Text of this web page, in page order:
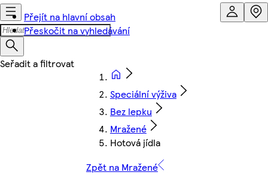
Přejít na hlavní obsah
Přeskočit na vyhledávání
Speciální výživa
Bez lepku
Mražené
Hotová jídla
Zpět na Mražené